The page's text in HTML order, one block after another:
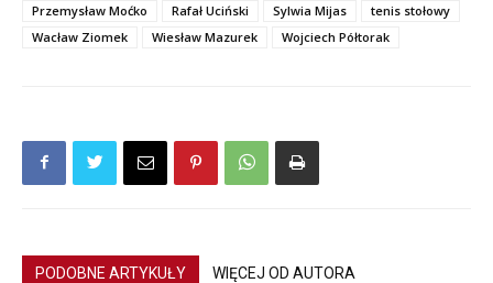
Przemysław Moćko
Rafał Uciński Sylwia Mijas
tenis stołowy
Wacław Ziomek
Wiesław Mazurek Wojciech Półtorak
PODOBNE ARTYKUŁY WIĘCEJ OD AUTORA